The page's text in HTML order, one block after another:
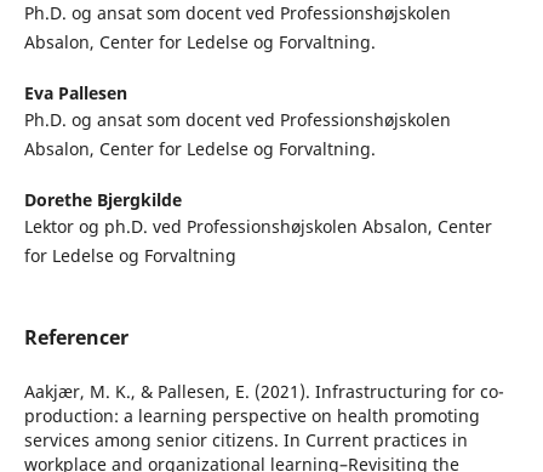
Ph.D. og ansat som docent ved Professionshøjskolen
Absalon, Center for Ledelse og Forvaltning.
Eva Pallesen
Ph.D. og ansat som docent ved Professionshøjskolen
Absalon, Center for Ledelse og Forvaltning.
Dorethe Bjergkilde
Lektor og ph.D. ved Professionshøjskolen Absalon, Center
for Ledelse og Forvaltning
Referencer
Aakjær, M. K., & Pallesen, E. (2021). Infrastructuring for co-
production: a learning perspective on health promoting
services among senior citizens. In Current practices in
workplace and organizational learning–Revisiting the